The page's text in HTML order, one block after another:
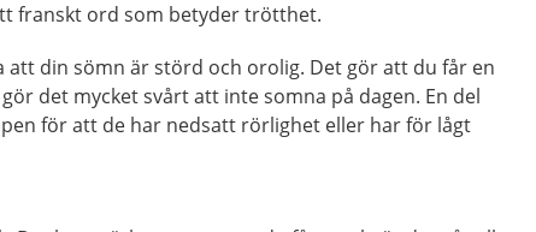
franskt ord som betyder trötthet.
att din sömn är störd och orolig. Det gör att du får en
det mycket svårt att inte somna på dagen. En del
för att de har nedsatt rörlighet eller har för lågt